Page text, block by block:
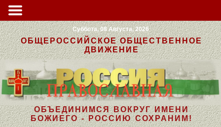
Суббота, 08 Августа, 2026
ОБЩЕРОССИЙСКОЕ ОБЩЕСТВЕННОЕ
ДВИЖЕНИЕ
ОБЪЕДИНИМСЯ ВОКРУГ ИМЕНИ
БОЖИЕГО - РОССИЮ СОХРАНИМ!